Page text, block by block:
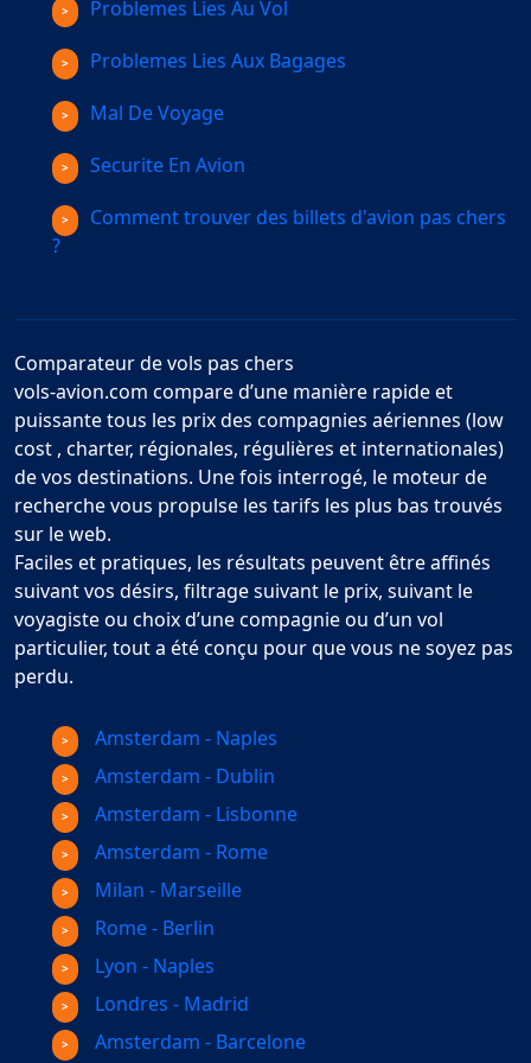
Problemes Lies Au Vol
Problemes Lies Aux Bagages
Mal De Voyage
Securite En Avion
Comment trouver des billets d'avion pas chers
?
Comparateur de vols pas chers
vols-avion.com compare d’une manière rapide et
puissante tous les prix des compagnies aériennes (low
cost , charter, régionales, régulières et internationales)
de vos destinations. Une fois interrogé, le moteur de
recherche vous propulse les tarifs les plus bas trouvés
sur le web.
Faciles et pratiques, les résultats peuvent être affinés
suivant vos désirs, filtrage suivant le prix, suivant le
voyagiste ou choix d’une compagnie ou d’un vol
particulier, tout a été conçu pour que vous ne soyez pas
perdu.
Amsterdam - Naples
Amsterdam - Dublin
Amsterdam - Lisbonne
Amsterdam - Rome
Milan - Marseille
Rome - Berlin
Lyon - Naples
Londres - Madrid
Amsterdam - Barcelone